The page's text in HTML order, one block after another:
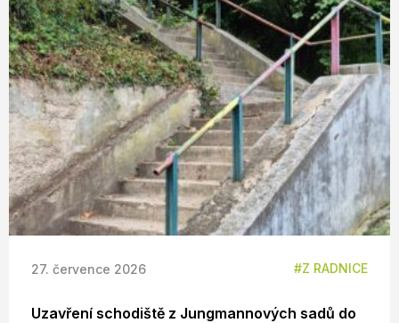
27. července 2026 Z RADNICE
Uzavření schodiště z Jungmannových sadů do